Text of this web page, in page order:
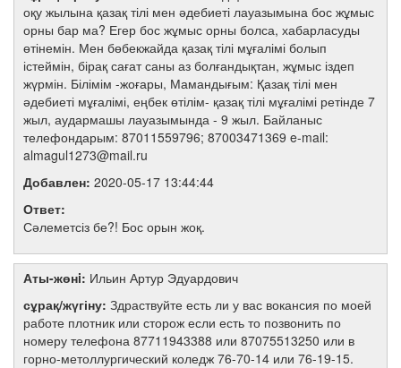
оқу жылына қазақ тілі мен әдебиеті лауазымына бос жұмыс
орны бар ма? Егер бос жұмыс орны болса, хабарласуды
өтінемін. Мен бөбекжайда қазақ тілі мұғалімі болып
істеймін, бірақ сағат саны аз болғандықтан, жұмыс іздеп
жүрмін. Білімім -жоғары, Мамандығым: Қазақ тілі мен
әдебиеті мұғалімі, еңбек өтілім- қазақ тілі мұғалімі ретінде 7
жыл, аудармашы лауазымында - 9 жыл. Байланыс
телефондарым: 87011559796; 87003471369 e-mail:
almagul1273@mail.ru
Добавлен: 2020-05-17 13:44:44
Ответ:
Сәлеметсіз бе?! Бос орын жоқ.
Аты-жөнi: Ильин Артур Эдуардович
сұрақ/жүгіну: Здраствуйте есть ли у вас вокансия по моей
работе плотник или сторож если есть то позвонить по
номеру телефона 87711943388 или 87075513250 или в
горно-метоллургический коледж 76-70-14 или 76-19-15.